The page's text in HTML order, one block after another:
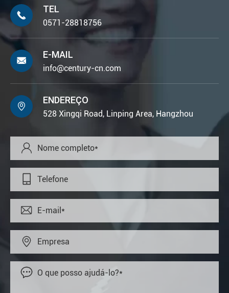

TEL
0571-28818756

E-MAIL
info@century-cn.com

ENDEREÇO
528 Xingqi Road, Linping Area, Hangzhou




